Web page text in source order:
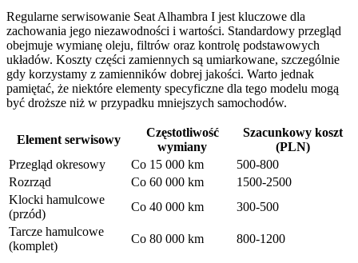
Regularne serwisowanie Seat Alhambra I jest kluczowe dla
zachowania jego niezawodności i wartości. Standardowy przegląd
obejmuje wymianę oleju, filtrów oraz kontrolę podstawowych
układów. Koszty części zamiennych są umiarkowane, szczególnie
gdy korzystamy z zamienników dobrej jakości. Warto jednak
pamiętać, że niektóre elementy specyficzne dla tego modelu mogą
być droższe niż w przypadku mniejszych samochodów.
Element serwisowy
Częstotliwość
wymiany
Szacunkowy koszt
(PLN)
Przegląd okresowy
Co 15 000 km
500-800
Rozrząd
Co 60 000 km
1500-2500
Klocki hamulcowe
(przód)
Co 40 000 km
300-500
Tarcze hamulcowe
(komplet)
Co 80 000 km 800-1200